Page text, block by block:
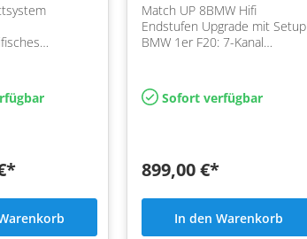
HIFI
Match UP 8BMW Hifi
Endstufen Upgrade mit Setup
BMW 1er F20: 7-Kanal
Austausch Plug and Play
Sofort verfügbar
899,00 €*
In den Warenkorb